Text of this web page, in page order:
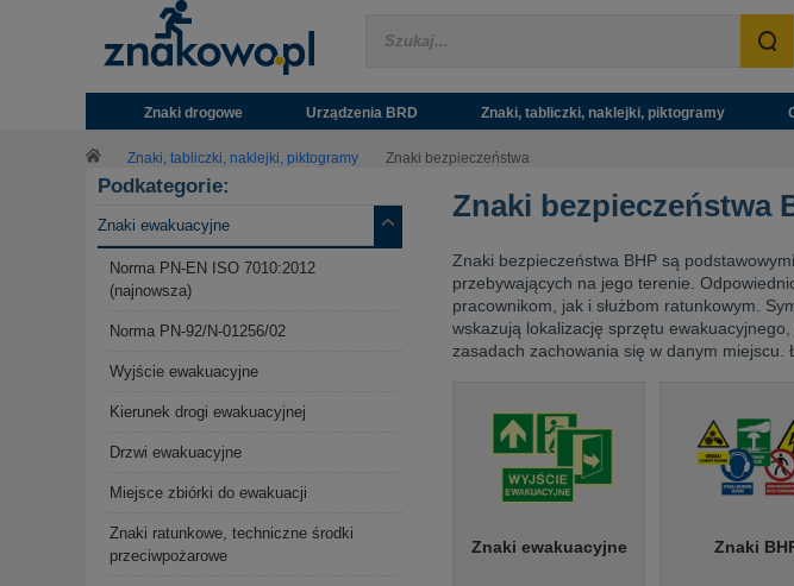
Znaki drogowe Urządzenia BRD Znaki, tabliczki, naklejki, piktogramy
Znaki, tabliczki, naklejki, piktogramy Znaki bezpieczeństwa
Podkategorie:
Znaki ewakuacyjne
Norma PN-EN ISO 7010:2012
(najnowsza)
Norma PN-92/N-01256/02
Wyjście ewakuacyjne
Kierunek drogi ewakuacyjnej
Drzwi ewakuacyjne
Miejsce zbiórki do ewakuacji
Znaki ratunkowe, techniczne środki
przeciwpożarowe
Znaki bezpieczeństwa
Znaki bezpieczeństwa BHP są
przebywających na jego terenie.
pracownikom, jak i służbom ratunkowym.
wskazują lokalizację sprzętu
zasadach zachowania się w danym
Znaki ewakuacyjne Znaki